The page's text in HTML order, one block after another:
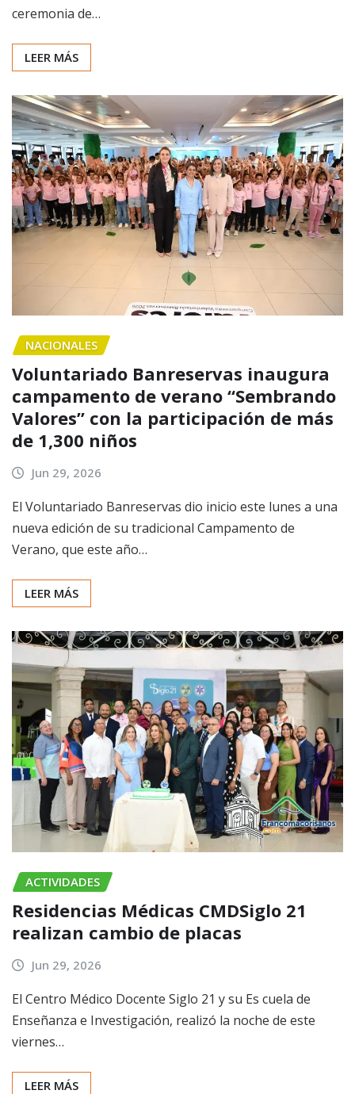
ceremonia de…
LEER MÁS
NACIONALES
Voluntariado Banreservas inaugura
campamento de verano “Sembrando
Valores” con la participación de más
de 1,300 niños
Jun 29, 2026
El Voluntariado Banreservas dio inicio este lunes a una
nueva edición de su tradicional Campamento de
Verano, que este año…
LEER MÁS
ACTIVIDADES
Residencias Médicas CMDSiglo 21
realizan cambio de placas
Jun 29, 2026
El Centro Médico Docente Siglo 21 y su Es cuela de
Enseñanza e Investigación, realizó la noche de este
viernes…
LEER MÁS